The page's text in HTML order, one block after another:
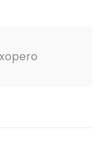
xopero